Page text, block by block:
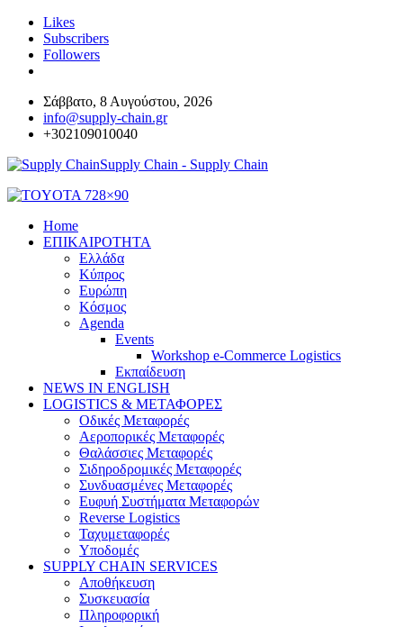
Likes
Subscribers
Followers
Σάββατο, 8 Αυγούστου, 2026
info@supply-chain.gr
+302109010040
Supply Chain - Supply Chain
Home
ΕΠΙΚΑΙΡΟΤΗΤΑ
Ελλάδα
Κύπρος
Ευρώπη
Κόσμος
Agenda
Events
Workshop e-Commerce Logistics
Εκπαίδευση
NEWS IN ENGLISH
LOGISTICS & ΜΕΤΑΦΟΡΕΣ
Οδικές Μεταφορές
Αεροπορικές Μεταφορές
Θαλάσσιες Μεταφορές
Σιδηροδρομικές Μεταφορές
Συνδυασμένες Μεταφορές
Ευφυή Συστήματα Μεταφορών
Reverse Logistics
Ταχυμεταφορές
Υποδομές
SUPPLY CHAIN SERVICES
Αποθήκευση
Συσκευασία
Πληροφορική